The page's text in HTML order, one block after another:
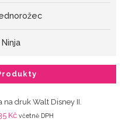
na druk Walt Disney II.
Kč včetně DPH